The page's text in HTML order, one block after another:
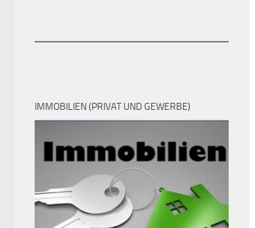
IMMOBILIEN (PRIVAT UND GEWERBE)